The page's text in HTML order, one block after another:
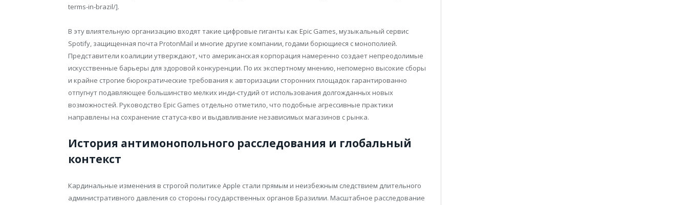
terms-in-brazil/].
В эту влиятельную организацию входят такие цифровые гиганты как Epic Games, музыкальный сервис
Spotify, защищенная почта ProtonMail и многие другие компании, годами борющиеся с монополией.
Представители коалиции утверждают, что американская корпорация намеренно создает непреодолимые
искусственные барьеры для здоровой конкуренции. По их экспертному мнению, непомерно высокие сборы
и крайне строгие бюрократические требования к авторизации сторонних площадок гарантированно
отпугнут подавляющее большинство мелких инди-студий от использования долгожданных новых
возможностей. Руководство Epic Games отдельно отметило, что подобные агрессивные практики
направлены на сохранение статуса-кво и выдавливание независимых магазинов с рынка.
История антимонопольного расследования и глобальный
контекст
Кардинальные изменения в строгой политике Apple стали прямым и неизбежным следствием длительного
административного давления со стороны государственных органов Бразилии. Масштабное расследование